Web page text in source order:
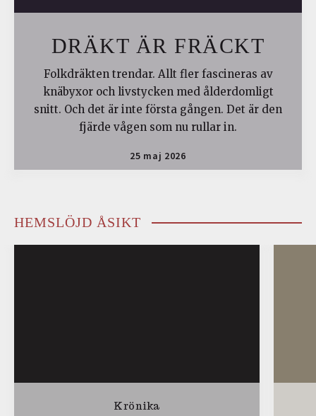
DRÄKT ÄR FRÄCKT
Folkdräkten trendar. Allt fler fascineras av
knäbyxor och livstycken med ålderdomligt
snitt. Och det är inte första gången. Det är den
fjärde vågen som nu rullar in.
25 maj 2026
HEMSLÖJD ÅSIKT
Krönika